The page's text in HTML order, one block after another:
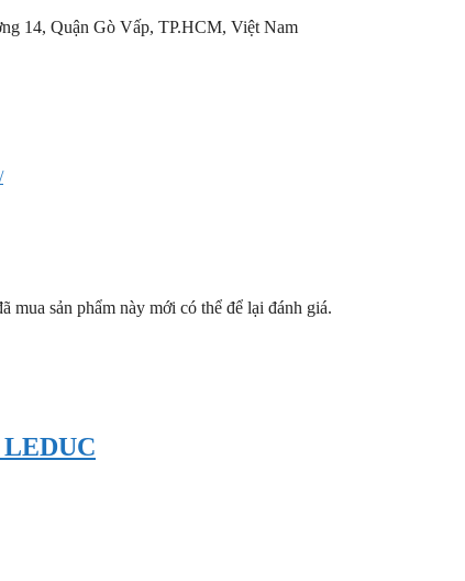
14, Quận Gò Vấp, TP.HCM, Việt Nam
mua sản phẩm này mới có thể để lại đánh giá.